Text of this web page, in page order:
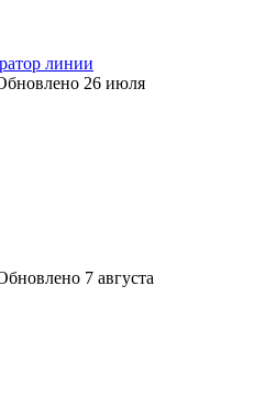
линии
26 июля
7 августа